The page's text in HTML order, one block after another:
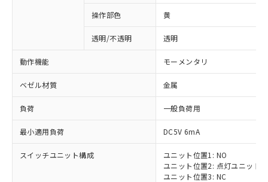
操作部色 黄
透明/不透明 透明
動作機能 モーメンタリ
ベゼル材質 金属
負荷 一般負荷用
最小適用負荷 DC5V 6mA
スイッチユニット構成
ユニット位置1: NO
ユニット位置2: 点灯ユニット
ユニット位置3: NC